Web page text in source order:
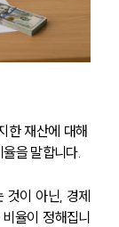
한 재산에 대해
을 말합니다.
것이 아닌, 경제
율이 정해집니